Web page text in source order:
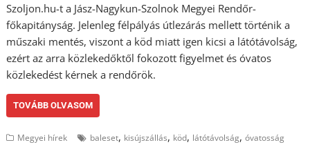
Szoljon.hu-t a Jász-Nagykun-Szolnok Megyei Rendőr-
főkapitányság. Jelenleg félpályás útlezárás mellett történik a
műszaki mentés, viszont a köd miatt igen kicsi a látótávolság,
ezért az arra közlekedőktől fokozott figyelmet és óvatos
közlekedést kérnek a rendőrök.
TOVÁBB OLVASOM
Megyei hírek baleset, kisújszállás, köd, látótávolság,óvatosság